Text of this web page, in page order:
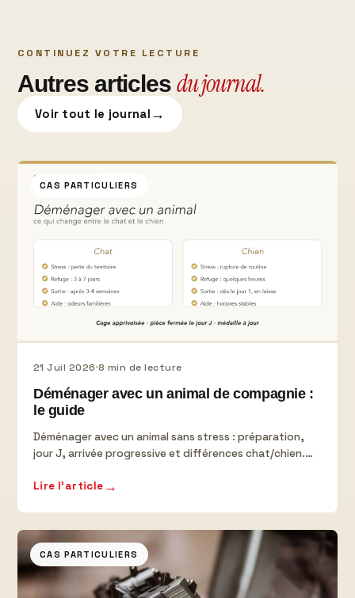
CONTINUEZ VOTRE LECTURE
Autres articlesdu journal.
Voir tout le journal →
CAS PARTICULIERS
21 Juil 2026 8 min de lecture
Déménager avec un animal de compagnie :
le guide
Déménager avec un animal sans stress : préparation,
jour J, arrivée progressive et différences chat/chien.
Lire l'article →
CAS PARTICULIERS